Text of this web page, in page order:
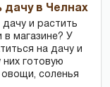
дачу в Челнах
и растить
магазине? У
на дачу и
них готовую
соленья